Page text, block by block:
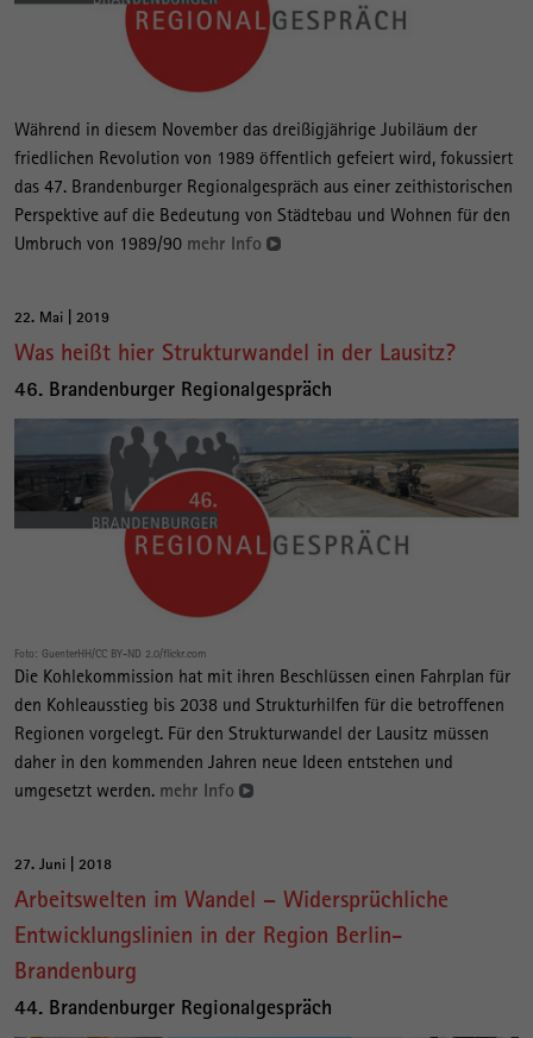
Während in diesem November das dreißigjährige Jubiläum der
friedlichen Revolution von 1989 öffentlich gefeiert wird, fokussiert
das 47. Brandenburger Regionalgespräch aus einer zeithistorischen
Perspektive auf die Bedeutung von Städtebau und Wohnen für den
Umbruch von 1989/90 mehr Info
22. Mai | 2019
Was heißt hier Strukturwandel in der Lausitz?
46. Brandenburger Regionalgespräch
Foto: GuenterHH/CC BY-ND 2.0/flickr.com
Die Kohlekommission hat mit ihren Beschlüssen einen Fahrplan für
den Kohleausstieg bis 2038 und Strukturhilfen für die betroffenen
Regionen vorgelegt. Für den Strukturwandel der Lausitz müssen
daher in den kommenden Jahren neue Ideen entstehen und
umgesetzt werden. mehr Info
27. Juni | 2018
Arbeitswelten im Wandel – Widersprüchliche
Entwicklungslinien in der Region Berlin-
Brandenburg
44. Brandenburger Regionalgespräch